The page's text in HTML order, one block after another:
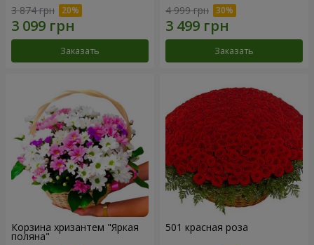
3 874 грн
Заказать
4 999 грн
Заказать
Корзина хризантем "Яркая
поляна"
501 красная роза